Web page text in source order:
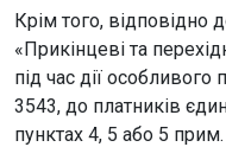
Крім того, відповідно
«Прикінцеві та
під час дії
3543, до платників
пунктах 4, 5 або 5